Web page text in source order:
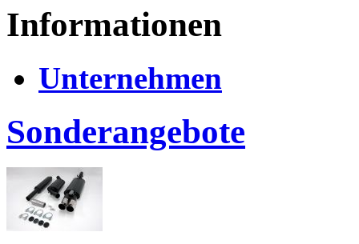
Informationen
Unternehmen
Sonderangebote